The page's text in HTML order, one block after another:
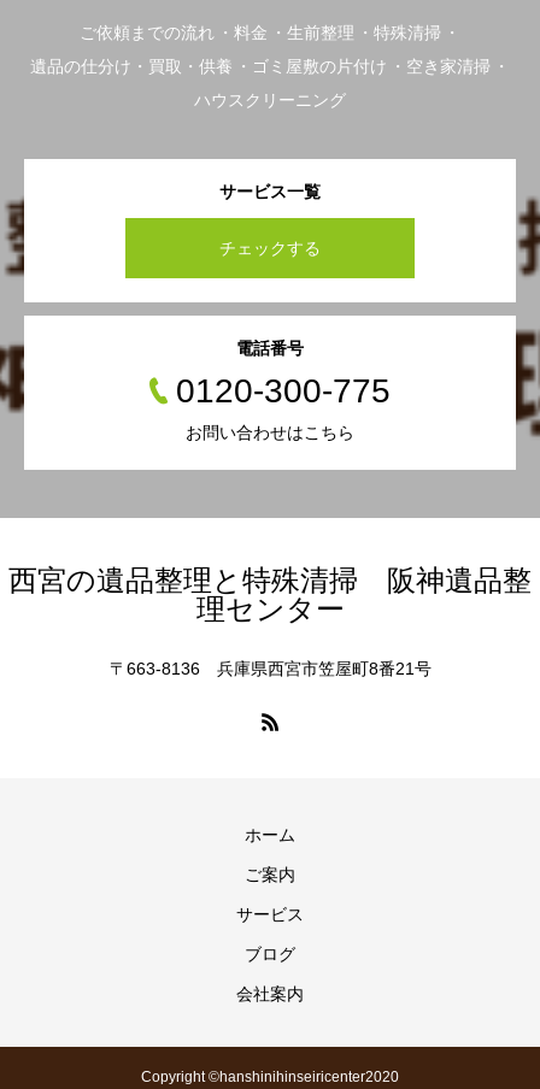
ご依頼までの流れ 料金 生前整理
特殊清掃
遺品の仕分け・買取・供養
ゴミ屋敷の片付け
空き家清掃
ハウスクリーニング
サービス一覧
チェックする
電話番号
0120-300-775
お問い合わせはこちら
西宮の遺品整理と特殊清掃 阪神遺品整
理センター
〒663-8136 兵庫県西宮市笠屋町8番21号
ホーム
ご案内
サービス
ブログ
会社案内
Copyright ©hanshinihinseiricenter2020